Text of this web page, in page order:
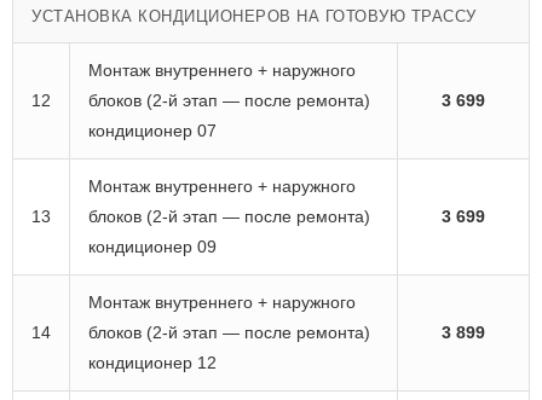
УСТАНОВКА КОНДИЦИОНЕРОВ НА ГОТОВУЮ ТРАССУ
12
Монтаж внутреннего + наружного
блоков (2-й этап — после ремонта)
кондиционер 07
3 699
13
Монтаж внутреннего + наружного
блоков (2-й этап — после ремонта)
кондиционер 09
3 699
14
Монтаж внутреннего + наружного
блоков (2-й этап — после ремонта)
кондиционер 12
3 899